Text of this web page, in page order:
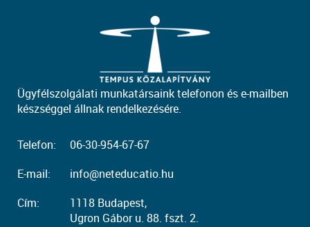
Ügyfélszolgálati munkatársaink telefonon és e-mailben
készséggel állnak rendelkezésére.
Telefon:
06-30-954-67-67
E-mail:
info@neteducatio.hu
Cím:
1118 Budapest,
Ugron Gábor u. 88. fszt. 2.